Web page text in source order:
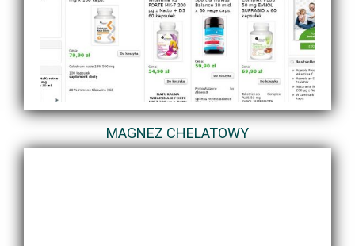
MAGNEZ CHELATOWY